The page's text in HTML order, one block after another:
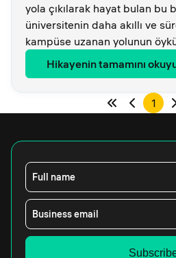
yola çıkılarak hayat bulan bu
üniversitenin daha akıllı ve
kampüse uzanan yolunun
Hikayenin tamamını
1
Full name
Business email